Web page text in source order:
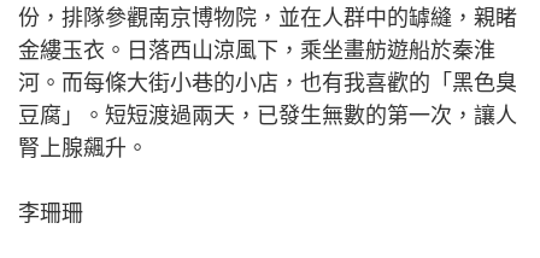
份，排隊參觀南京博物院，並在人群中的罅縫，親睹
金縷玉衣。日落西山涼風下，乘坐畫舫遊船於秦淮
河。而每條大街小巷的小店，也有我喜歡的「黑色臭
豆腐」。短短渡過兩天，已發生無數的第一次，讓人
腎上腺飆升。
李珊珊